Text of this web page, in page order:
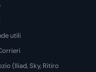
utili
(Iliad, Sky, Ritiro